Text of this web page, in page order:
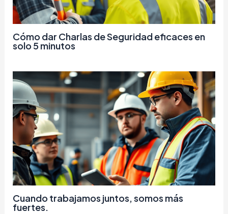
Cómo dar Charlas de Seguridad eficaces en
solo 5 minutos
Cuando trabajamos juntos, somos más
fuertes.